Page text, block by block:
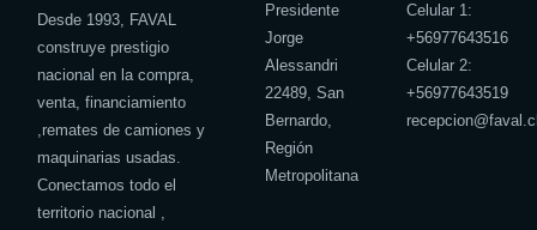
Desde 1993, FAVAL
construye prestigio
nacional en la compra,
venta, financiamiento
,remates de camiones y
maquinarias usadas.
Conectamos todo el
territorio nacional ,
Presidente
Jorge
Alessandri
22489, San
Bernardo,
Región
Metropolitana
Celular 1:
+56977643516
Celular 2:
+56977643519